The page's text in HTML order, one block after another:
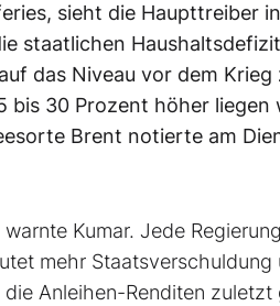
sieht die Haupttreiber
staatlichen
das Niveau vor dem
bis 30 Prozent höher liegen
Brent notierte am
Kumar. Jede
mehr
Anleihen-Renditen